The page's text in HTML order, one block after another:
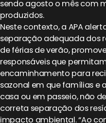
sendo agosto o mês com
produzidos.
Neste contexto, a APA
separação adequada dos
de férias de verão,
responsáveis que
encaminhamento para
sazonal em que famílias e
casa ou em passeio, não
correta separação dos
impacto ambiental. “Ao